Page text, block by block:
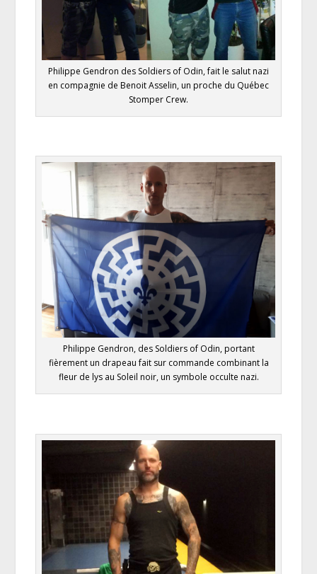
Philippe Gendron des Soldiers of Odin, fait le salut nazi
en compagnie de Benoit Asselin, un proche du Québec
Stomper Crew.
Philippe Gendron, des Soldiers of Odin, portant
fièrement un drapeau fait sur commande combinant la
fleur de lys au Soleil noir, un symbole occulte nazi.